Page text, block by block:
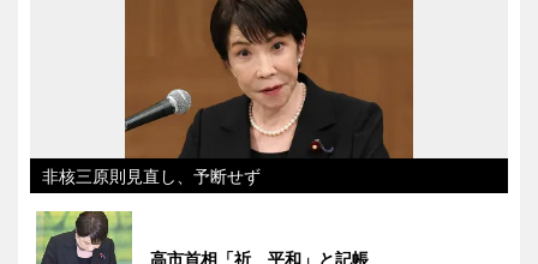
非核三原則見直し、予断せず
高市首相「祈 平和」と記帳